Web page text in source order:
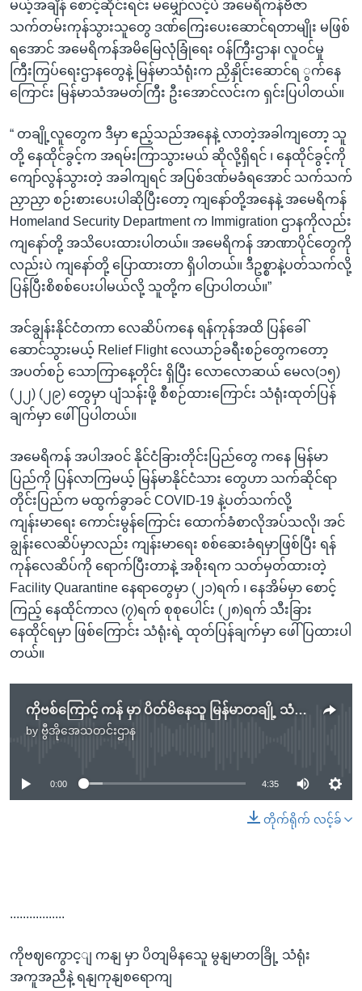
မယ့်အချိန် စောင့်ဆိုင်းရင်း မမျှော်လင့်ပဲ အမေရိကန်ဗီဇာ
သက်တမ်းကုန်သွားသူတွေ ဒဏ်ကြေးပေးဆောင်ရတာမျိုး မဖြစ်
ရအောင် အမေရိကန်အမိမြေလုံခြုံရေး ဝန်ကြီးဌာန၊ လူဝင်မှု
ကြီးကြပ်ရေးဌာနတွေနဲ့ မြန်မာသံရုံးက ညှိနှိုင်းဆောင်ရ ွက်နေ
ကြောင်း မြန်မာသံအမတ်ကြီး ဦးအောင်လင်းက ရှင်းပြပါတယ်။
“ တချို့လူတွေက ဒီမှာ ဧည့်သည်အနေနဲ့ လာတဲ့အခါကျတော့ သူ
တို့ နေထိုင်ခွင့်က အရမ်းကြာသွားမယ် ဆိုလို့ရှိရင် ၊ နေထိုင်ခွင့်ကို
ကျော်လွန်သွားတဲ့ အခါကျရင် အပြစ်ဒဏ်မခံရအောင် သက်သက်
ညှာညှာ စဉ်းစားပေးပါဆိုပြီးတော့ ကျနော်တို့အနေနဲ့ အမေရိကန်
Homeland Security Department က Immigration ဌာနကိုလည်း
ကျနော်တို့ အသိပေးထားပါတယ်။ အမေရိကန် အာဏာပိုင်တွေကို
လည်းပဲ ကျနော်တို့ ပြောထားတာ ရှိပါတယ်။ ဒီဥစ္စာနဲ့ပတ်သက်လို့
ပြန်ပြီးစိစစ်ပေးပါမယ်လို့ သူတို့က ပြောပါတယ်။”
အင်ချွန်းနိုင်ငံတကာ လေဆိပ်ကနေ ရန်ကုန်အထိ ပြန်ခေါ်
ဆောင်သွားမယ့် Relief Flight လေယာဉ်ခရီးစဉ်တွေကတော့
အပတ်စဉ် သောကြာနေ့တိုင်း ရှိပြီး လောလောဆယ် မေလ(၁၅)
(၂၂) (၂၉) တွေမှာ ပျံသန်းဖို့ စီစဉ်ထားကြောင်း သံရုံးထုတ်ပြန်
ချက်မှာ ဖေါ်ပြပါတယ်။
အမေရိကန် အပါအဝင် နိုင်ငံခြားတိုင်းပြည်တွေ ကနေ မြန်မာ
ပြည်ကို ပြန်လာကြမယ့် မြန်မာနိုင်ငံသား တွေဟာ သက်ဆိုင်ရာ
တိုင်းပြည်က မထွက်ခွာခင် COVID-19 နဲ့ပတ်သက်လို့
ကျန်းမာရေး ကောင်းမွန်ကြောင်း ထောက်ခံစာလိုအပ်သလို၊ အင်
ချွန်းလေဆိပ်မှာလည်း ကျန်းမာရေး စစ်ဆေးခံရမှာဖြစ်ပြီး ရန်
ကုန်လေဆိပ်ကို ရောက်ပြီးတာနဲ့ အစိုးရက သတ်မှတ်ထားတဲ့
Facility Quarantine နေရာတွေမှာ (၂၁)ရက် ၊ နေအိမ်မှာ စောင့်
ကြည့် နေထိုင်ကာလ (၇)ရက် စုစုပေါင်း (၂၈)ရက် သီးခြား
နေထိုင်ရမှာ ဖြစ်ကြောင်း သံရုံးရဲ့ ထုတ်ပြန်ချက်မှာ ဖေါ်ပြထားပါ
တယ်။
ကိုဗစ်ကြောင့် ကန် မှာ ပိတ်မိနေသူ မြန်မာတချို့ သံရုံးအကူအညီနဲ့ ရန်ကုန်စရောက်
by ဗွီအိုအေသတင်းဌာန
No media source currently available
0:00 4:35
တိုက်ရိုက် လင့်ခ်
.................
ကိုဗဈကွောင့ျ ကနျ မှာ ပိတျမိနသေူ မွနျမာတခြို့ သံရုံး
အကူအညီနဲ့ ရနျကုနျစရောကျ